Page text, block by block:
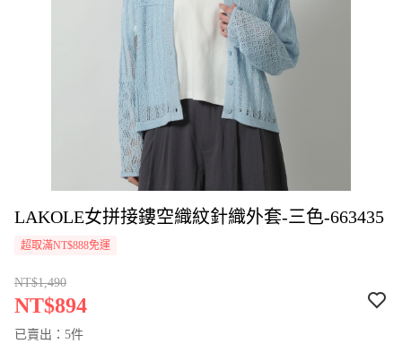
LAKOLE女拼接鏤空織紋針織外套-三色-663435
超取滿NT$888免運
NT$1,490
NT$894
已賣出：5件